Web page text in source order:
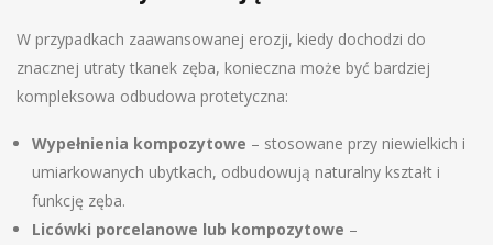
W przypadkach zaawansowanej erozji, kiedy dochodzi do
znacznej utraty tkanek zęba, konieczna może być bardziej
kompleksowa odbudowa protetyczna:
Wypełnienia kompozytowe – stosowane przy niewielkich i
umiarkowanych ubytkach, odbudowują naturalny kształt i
funkcję zęba.
Licówki porcelanowe lub kompozytowe –